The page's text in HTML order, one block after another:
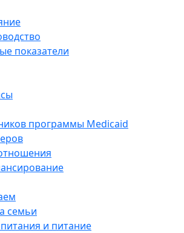
показатели
программы Medicaid
семьи
и питание